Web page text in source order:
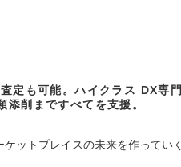
定も可能。ハイクラス DX専
添削まですべてを支援。
ットプレイスの未来を作ってい